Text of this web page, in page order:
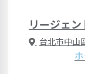
リージェン
台北市中山